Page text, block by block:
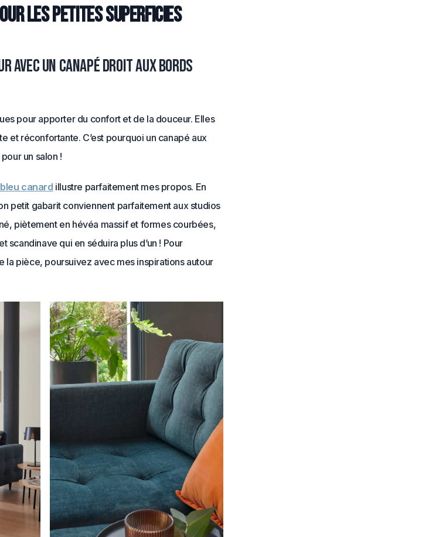
les petites superficies
avec un canapé droit aux bords
pour apporter du confort et de la douceur. Elles
et réconfortante. C’est pourquoi un canapé aux
un salon !
bleu canard illustre parfaitement mes propos. En
petit gabarit conviennent parfaitement aux studios
piètement en hévéa massif et formes courbées,
scandinave qui en séduira plus d’un ! Pour
la pièce, poursuivez avec mes inspirations autour